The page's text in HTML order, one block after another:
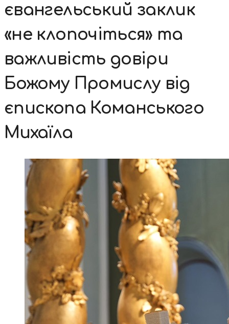
євангельський заклик
«не клопочіться» та
важливість довіри
Божому Промислу від
єпископа Команського
Михаїла